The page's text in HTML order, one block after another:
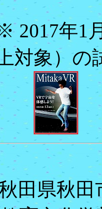
2017年1
上対象）
田県秋